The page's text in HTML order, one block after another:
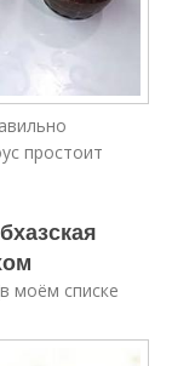
простоит
моём списке